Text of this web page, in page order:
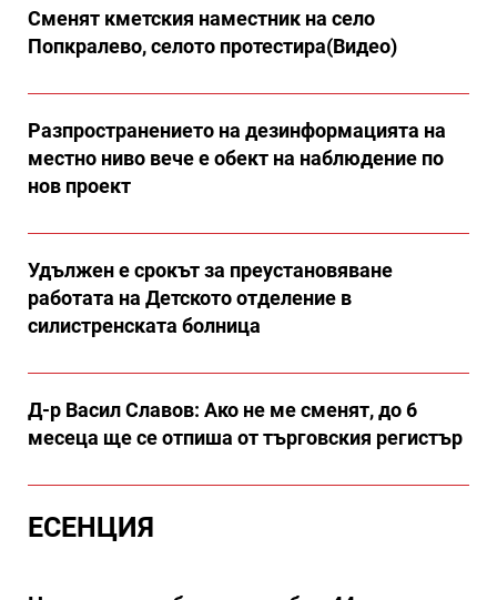
Сменят кметския наместник на село
Попкралево, селото протестира(Видео)
Разпространението на дезинформацията на
местно ниво вече е обект на наблюдение по
нов проект
Удължен е срокът за преустановяване
работата на Детското отделение в
силистренската болница
Д-р Васил Славов: Ако не ме сменят, до 6
месеца ще се отпиша от търговския регистър
ЕСЕНЦИЯ